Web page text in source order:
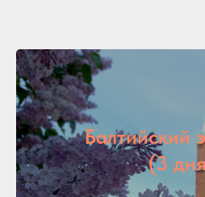
Балтийский
(3